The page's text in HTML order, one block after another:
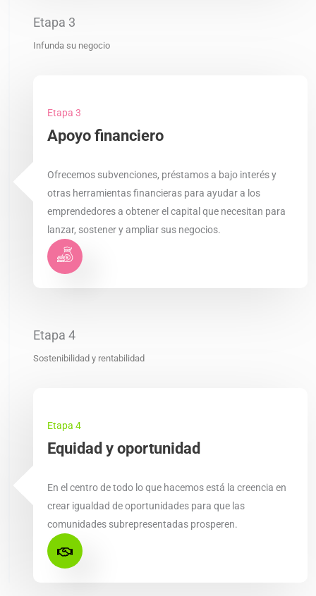
Etapa 3
Apoyo financiero
Ofrecemos subvenciones, préstamos a bajo interés y
otras herramientas financieras para ayudar a los
emprendedores a obtener el capital que necesitan para
lanzar, sostener y ampliar sus negocios.
Etapa 3
Infunda su negocio
Etapa 4
Equidad y oportunidad
En el centro de todo lo que hacemos está la creencia en
crear igualdad de oportunidades para que las
comunidades subrepresentadas prosperen.
Etapa 4
Sostenibilidad y rentabilidad